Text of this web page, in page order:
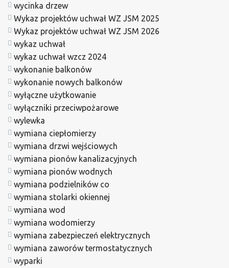
wycinka drzew
Wykaz projektów uchwał WZ JSM 2025
Wykaz projektów uchwał WZ JSM 2026
wykaz uchwał
wykaz uchwał wzcz 2024
wykonanie balkonów
wykonanie nowych balkonów
wyłączne użytkowanie
wyłączniki przeciwpożarowe
wylewka
wymiana ciepłomierzy
wymiana drzwi wejściowych
wymiana pionów kanalizacyjnych
wymiana pionów wodnych
wymiana podzielników co
wymiana stolarki okiennej
wymiana wod
wymiana wodomierzy
wymiana zabezpieczeń elektrycznych
wymiana zaworów termostatycznych
wyparki